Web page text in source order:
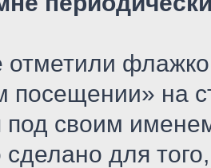
посещении» на
под своим
для